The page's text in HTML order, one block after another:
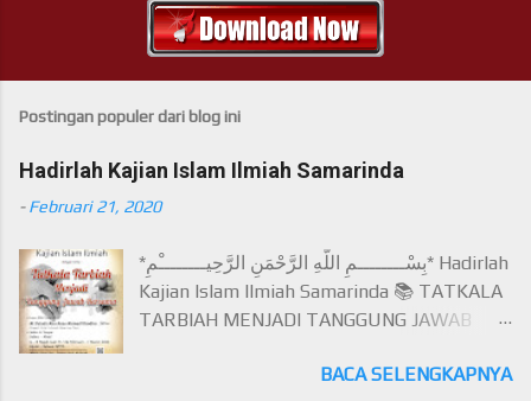
Postingan populer dari blog ini
Hadirlah Kajian Islam Ilmiah Samarinda
-Februari 21, 2020
*بِسْــــــــمِ اللَّهِ الرَّحْمَنِ الرَّحِيــــــــْمِ* Hadirlah
Kajian Islam Ilmiah Samarinda 📚 TATKALA
TARBIAH MENJADI TANGGUNG JAWAB
BACA SELENGKAPNYA